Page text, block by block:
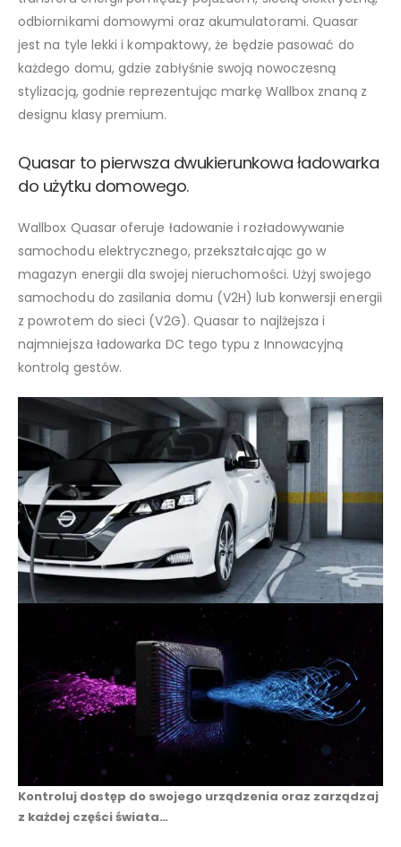
odbiornikami domowymi oraz akumulatorami. Quasar
jest na tyle lekki i kompaktowy, że będzie pasować do
każdego domu, gdzie zabłyśnie swoją nowoczesną
stylizacją, godnie reprezentując markę Wallbox znaną z
designu klasy premium.
Quasar to pierwsza dwukierunkowa ładowarka
do użytku domowego.
Wallbox Quasar oferuje ładowanie i rozładowywanie
samochodu elektrycznego, przekształcając go w
magazyn energii dla swojej nieruchomości. Użyj swojego
samochodu do zasilania domu (V2H) lub konwersji energii
z powrotem do sieci (V2G). Quasar to najlżejsza i
najmniejsza ładowarka DC tego typu z Innowacyjną
kontrolą gestów.
Kontroluj dostęp do swojego urządzenia oraz zarządzaj
z każdej części świata…